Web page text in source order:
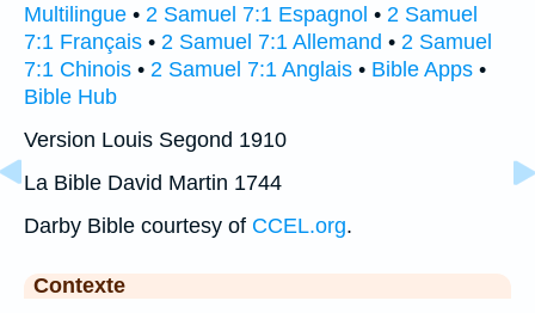
Multilingue • 2 Samuel 7:1 Espagnol • 2 Samuel
7:1 Français • 2 Samuel 7:1 Allemand • 2 Samuel
7:1 Chinois • 2 Samuel 7:1 Anglais • Bible Apps •
Bible Hub
Version Louis Segond 1910
La Bible David Martin 1744
Darby Bible courtesy of CCEL.org.
Contexte